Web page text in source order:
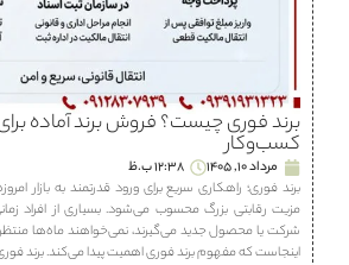
برند فوری چیست؟ فروش برند آماده
کسب‌وکار
مرداد 10, 1405
12:38 ب.ظ
برند فوری؛ راهکاری سریع برای ورود قدرتمند به بازار
مزیت رقابتی بزرگ محسوب می‌شود. بسیاری از افراد
شرکت یا محصول جدید می‌گیرند، نمی‌خواهند ماه‌ها منتظر
اینجاست که مفهوم برند فوری اهمیت پیدا می‌کند. برند